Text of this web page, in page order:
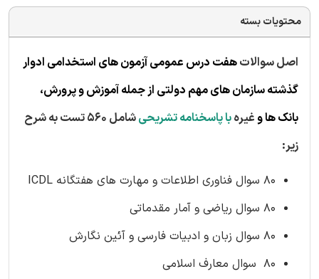
محتویات بسته
اصل سوالاتهفت درس عمومی آزمون های استخدامی ادوار
گذشته سازمان های مهم دولتی از جمله آموزش و پرورش،
بانک ها وغیرهبا پاسخنامه تشریحی
شامل 560 تست به شرح
زیر:
80 سوال فناوری اطلاعات و مهارت های هفتگانه ICDL
80 سوال ریاضی و آمار مقدماتی
80 سوال زبان و ادبیات فارسی و آئین نگارش
80 سوال معارف اسلامی